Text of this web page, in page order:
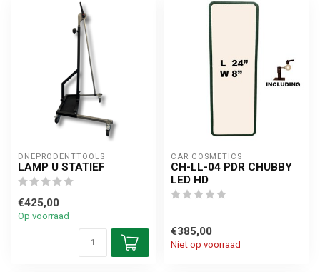
DNEPRODENTTOOLS
LAMP U STATIEF
€425,00
Op voorraad
CAR COSMETICS
CH-LL-04 PDR CHUBBY
LED HD
€385,00
Niet op voorraad